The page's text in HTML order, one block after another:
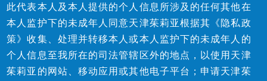
此代表本人及本人提供的个人信息所涉及的任何其他在
本人监护下的未成年人同意天津茱莉亚根据其《隐私政
策》收集、处理并转移本人或本人监护下的未成年人的
个人信息至我所在的司法管辖区外的地点，以使用天津
茱莉亚的网站、移动应用或其他电子平台；申请天津茱